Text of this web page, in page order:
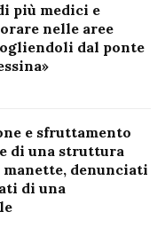
più medici e
nelle aree
dal ponte
e sfruttamento
di una struttura
denunciati
di una